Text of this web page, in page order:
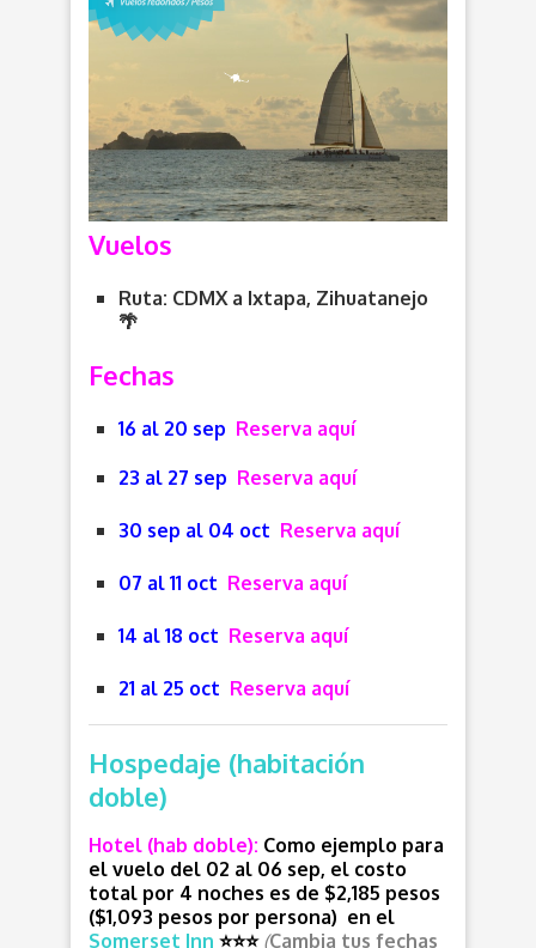
Vuelos
Ruta: CDMX a Ixtapa, Zihuatanejo
🌴
Fechas
16 al 20 sep Reserva aquí
23 al 27 sep Reserva aquí
30 sep al 04 oct Reserva aquí
07 al 11 oct Reserva aquí
14 al 18 oct Reserva aquí
21 al 25 oct Reserva aquí
Hospedaje (habitación
doble)
Hotel (hab doble): Como ejemplo para
el vuelo del 02 al 06 sep, el costo
total por 4 noches es de $2,185 pesos
($1,093 pesos por persona) en el
Somerset Inn ⭐⭐⭐ (Cambia tus fechas